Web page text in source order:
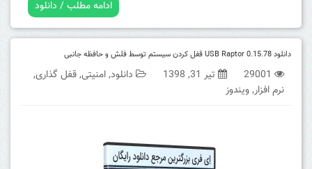
ادامه مطلب / دانلود
دانلود USB Raptor 0.15.78 قفل کردن سیستم توسط فلش و حافظه جانبی
29001 تیر 31, 1398 دانلود,امنیتی,قفل گذاری,
نرم افزار,ویندوز